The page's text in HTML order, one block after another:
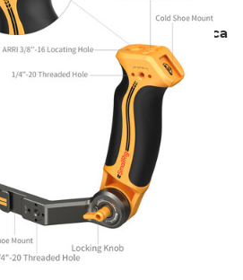
для надёжной фиксации
расположена
NATO-рельса
для быстрого
устройств.